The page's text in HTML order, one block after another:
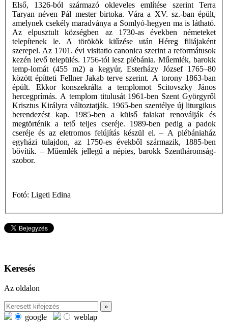
Első, 1326-ból származó okleveles említése szerint Terra
Taryan néven Pál mester birtoka. Vára a XV. sz.-ban épült,
amelynek csekély maradványa a Somlyó-hegyen ma is látható.
Az elpusztult községben az 1730-as években németeket
telepítenek le. A törökök kiűzése után Héreg filiájaként
szerepel. Az 1701. évi visitatio canonica szerint a reformátusok
kezén levő település. 1756-tól lesz plébánia. Műemlék, barokk
temp-lomát (455 m2) a kegyúr, Esterházy József 1765–80
között építteti Fellner Jakab terve szerint. A torony 1863-ban
épült. Ekkor konszekrálta a templomot Scitovszky János
hercegprímás. A templom titulusát 1961-ben Szent Györgyről
Krisztus Királyra változtatják. 1965-ben szentélye új liturgikus
berendezést kap. 1985-ben a külső falakat renoválják és
megtörténik a tető teljes cseréje. 1989-ben pedig a padok
cseréje és az eletromos felújítás készül el. – A plébániaház
egyházi tulajdon, az 1750-es évekből származik, 1885-ben
bővítik. – Műemlék jellegű a népies, barokk Szentháromság-
szobor.
Fotó: Ligeti Edina
Keresés
Az oldalon
google
weblap